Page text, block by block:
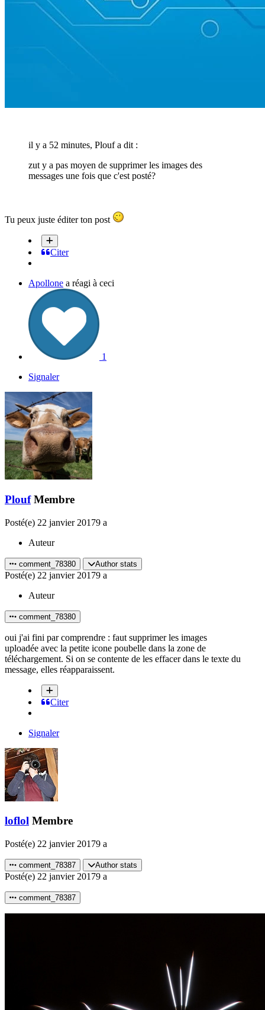
il y a 52 minutes, Plouf a dit :
zut y a pas moyen de supprimer les images des
messages une fois que c'est posté?
Tu peux juste éditer ton post
Citer
Apollone a réagi à ceci
1
Signaler
Plouf Membre
Posté(e) 22 janvier 20179 a
Auteur
comment_78380 Author stats
Posté(e) 22 janvier 20179 a
Auteur
comment_78380
oui j'ai fini par comprendre : faut supprimer les images
uploadée avec la petite icone poubelle dans la zone de
téléchargement. Si on se contente de les effacer dans le texte du
message, elles réapparaissent.
Citer
Signaler
loflol Membre
Posté(e) 22 janvier 20179 a
comment_78387 Author stats
Posté(e) 22 janvier 20179 a
comment_78387